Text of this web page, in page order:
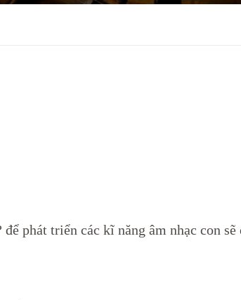
phát triển các kĩ năng âm nhạc con